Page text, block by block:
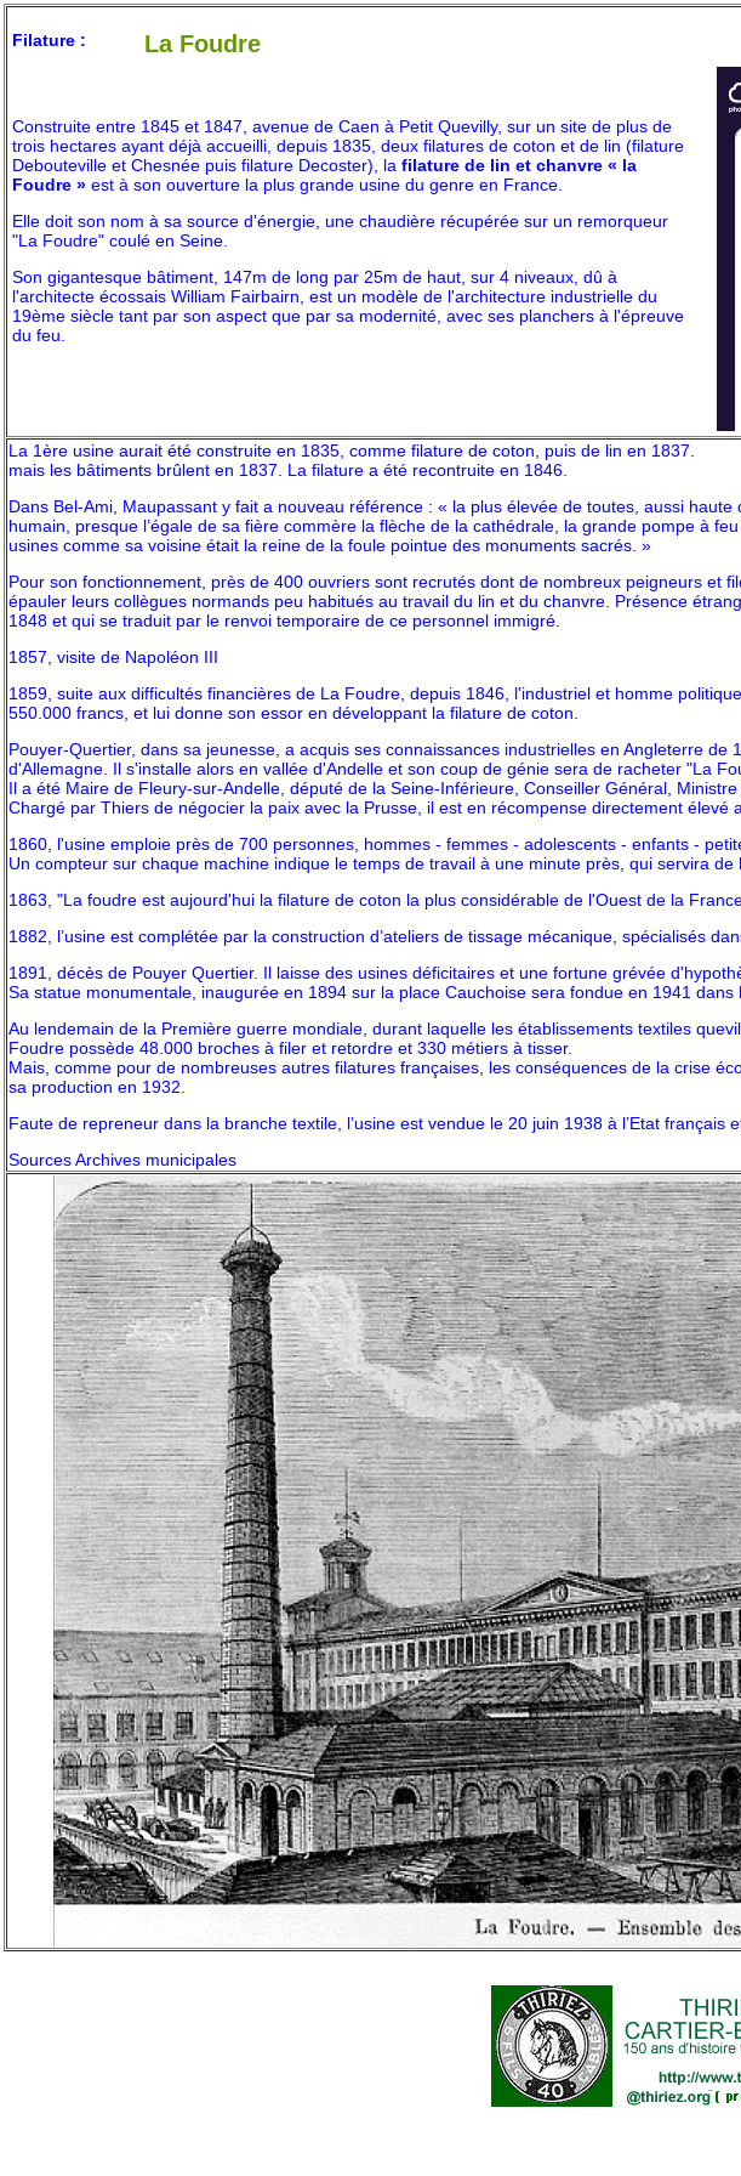
Filature : La Foudre
Construite entre 1845 et 1847, avenue de Caen à Petit Quevilly, sur un site de plus de
trois hectares ayant déjà accueilli, depuis 1835, deux filatures de coton et de lin (filature
Debouteville et Chesnée puis filature Decoster), la filature de lin et chanvre « la
Foudre » est à son ouverture la plus grande usine du genre en France.
Elle doit son nom à sa source d'énergie, une chaudière récupérée sur un remorqueur
"La Foudre" coulé en Seine.
Son gigantesque bâtiment, 147m de long par 25m de haut, sur 4 niveaux, dû à
l'architecte écossais William Fairbairn, est un modèle de l'architecture industrielle du
19ème siècle tant par son aspect que par sa modernité, avec ses planchers à l'épreuve
du feu.
La 1ère usine aurait été construite en 1835, comme filature de coton, puis de lin en 1837.
mais les bâtiments brûlent en 1837. La filature a été recontruite en 1846.
Dans Bel-Ami, Maupassant y fait a nouveau référence : « la plus élevée de toutes, aussi
humain, presque l’égale de sa fière commère la flèche de la cathédrale, la grande pompe à
usines comme sa voisine était la reine de la foule pointue des monuments sacrés. »
Pour son fonctionnement, près de 400 ouvriers sont recrutés dont de nombreux peigneurs et
épauler leurs collègues normands peu habitués au travail du lin et du chanvre. Présence
1848 et qui se traduit par le renvoi temporaire de ce personnel immigré.
1857, visite de Napoléon III
1859, suite aux difficultés financières de La Foudre, depuis 1846, l'industriel et homme
550.000 francs, et lui donne son essor en développant la filature de coton.
Pouyer-Quertier, dans sa jeunesse, a acquis ses connaissances industrielles en Angleterre
d'Allemagne. Il s'installe alors en vallée d'Andelle et son coup de génie sera de racheter "La
Il a été Maire de Fleury-sur-Andelle, député de la Seine-Inférieure, Conseiller Général, Ministre
Chargé par Thiers de négocier la paix avec la Prusse, il est en récompense directement élevé
1860, l'usine emploie près de 700 personnes, hommes - femmes - adolescents - enfants -
Un compteur sur chaque machine indique le temps de travail à une minute près, qui servira de
1863, "La foudre est aujourd'hui la filature de coton la plus considérable de l'Ouest de la
1882, l’usine est complétée par la construction d’ateliers de tissage mécanique, spécialisés
1891, décès de Pouyer Quertier. Il laisse des usines déficitaires et une fortune grévée
Sa statue monumentale, inaugurée en 1894 sur la place Cauchoise sera fondue en 1941
Au lendemain de la Première guerre mondiale, durant laquelle les établissements textiles
Foudre possède 48.000 broches à filer et retordre et 330 métiers à tisser.
Mais, comme pour de nombreuses autres filatures françaises, les conséquences de la crise
sa production en 1932.
Faute de repreneur dans la branche textile, l’usine est vendue le 20 juin 1938 à l’Etat
Sources Archives municipales